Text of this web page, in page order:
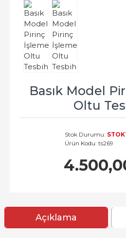
Basık Model
Oltu
Stok Durumu:
Ürün Kodu: ts269
Açıklama